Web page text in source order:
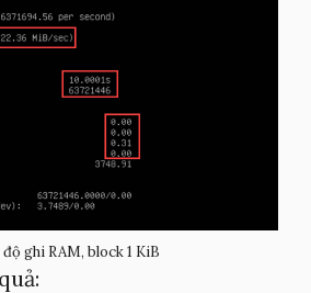
ghi RAM, block 1 KiB